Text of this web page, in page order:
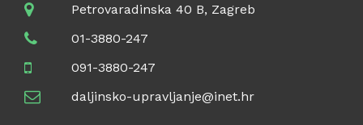
Petrovaradinska 40 B, Zagreb
01-3880-247
091-3880-247
daljinsko-upravljanje@inet.hr